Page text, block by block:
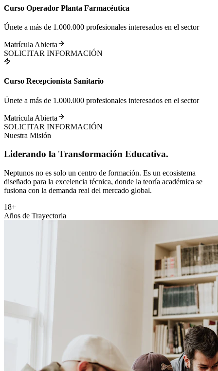
Curso Operador Planta Farmacéutica
Únete a más de 1.000.000 profesionales interesados en el sector
Matrícula Abierta
SOLICITAR INFORMACIÓN
Curso Recepcionista Sanitario
Únete a más de 1.000.000 profesionales interesados en el sector
Matrícula Abierta
SOLICITAR INFORMACIÓN
Nuestra Misión
Liderando la Transformación Educativa.
Neptunos no es solo un centro de formación. Es un ecosistema
diseñado para la excelencia técnica, donde la teoría académica se
fusiona con la demanda real del mercado global.
18+
Años de Trayectoria